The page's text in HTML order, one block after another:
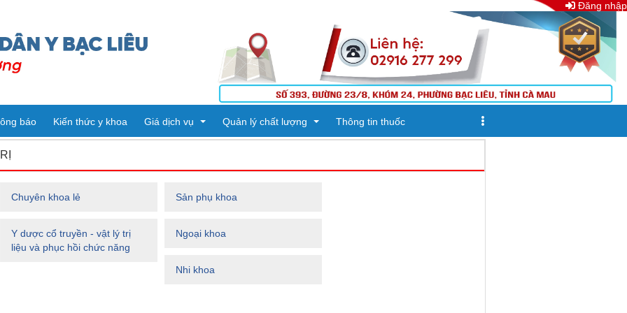
Đăng nhập
PHÒNG HÀNH CHÍNH QUẢN TRỊ - TỔ CHỨC CÁN BỘ
báo Kiến thức y khoa Giá dịch vụ
Vật tư Y tế
Quản lý chất lượng Thông tin thuốc
Chuyên khoa lẻ Sản phụ khoa
Y dược cổ truyền - vật lý trị
liệu và phục hồi chức năng
Ngoại khoa
Nhi khoa